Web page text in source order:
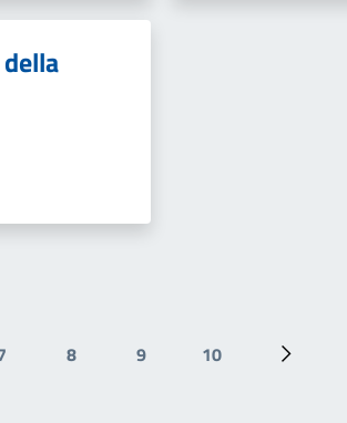
Pagina Pagina
8
Pagina
9
Ultima pagina
10